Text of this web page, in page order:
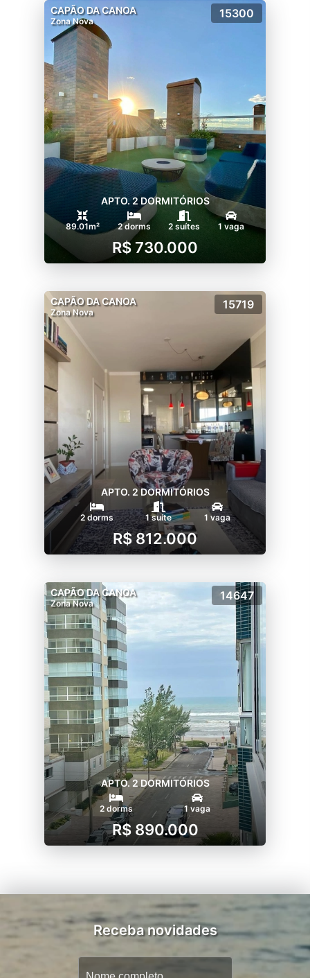
CAPÃO DA CANOA
Zona Nova
15300
APTO. 2 DORMITÓRIOS
89.01m² 2 dorms 2 suítes 1 vaga
R$ 730.000
CAPÃO DA CANOA
Zona Nova
15719
APTO. 2 DORMITÓRIOS
2 dorms 1 suíte 1 vaga
R$ 812.000
CAPÃO DA CANOA
Zona Nova
14647
APTO. 2 DORMITÓRIOS
2 dorms 1 vaga
R$ 890.000
Receba novidades